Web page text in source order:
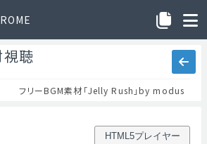
視聴
フリーBGM素材「Jelly Rush」by modus
HTML5プレイヤー